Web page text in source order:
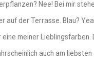
Nee! Bei mir
auf der Terrasse. Blau?
eine meiner Lieblingsfarben.
auch am liebsten